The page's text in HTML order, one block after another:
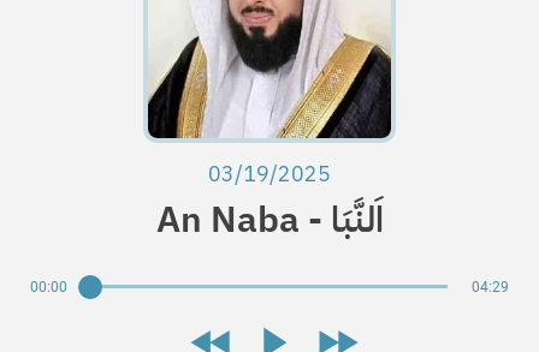
03/19/2025
An Naba - اَلنَّبَا
00:00 04:29